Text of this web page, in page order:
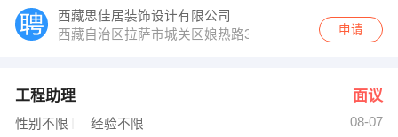
西藏思佳居装饰设计有限公司
西藏自治区拉萨市城关区娘热路31号
申请
工程助理 面议
性别不限 经验不限
08-07